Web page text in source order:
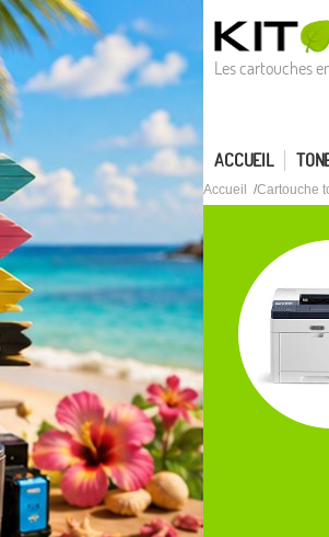
Les cartouches
ACCUEIL
Accueil Cartouche